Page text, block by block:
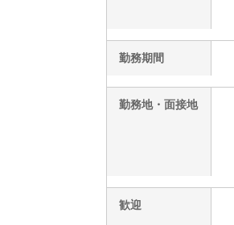
勤務期間
勤務地・面接地
歓迎